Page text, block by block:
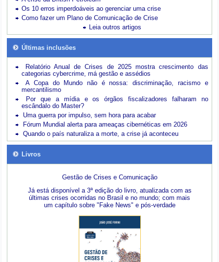
Os 10 erros imperdoáveis ao gerenciar uma crise
Como fazer um Plano de Comunicação de Crise
Leia outros artigos
Últimas inclusões
Relatório Anual de Crises de 2025 mostra crescimento das
categorias cybercrime, má gestão e assédios
A Copa do Mundo não é nossa: discriminação, racismo e
mercantilismo
Por que a mídia e os órgãos fiscalizadores falharam no
escândalo do Master?
Uma guerra por impulso, sem hora para acabar
Fórum Mundial alerta para ameaças cibernéticas em 2026
Quando o país naturaliza a morte, a crise já aconteceu
Livros
Gestão de Crises e Comunicação
Já está disponível a 3ª edição do livro, atualizada com as
últimas crises ocorridas no Brasil e no mundo; com mais
um capítulo sobre "Fake News" e pós-verdade